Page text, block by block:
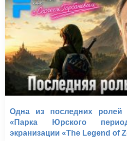
Одна из последних ролей
«Парка Юрского
экранизации «The Legend of